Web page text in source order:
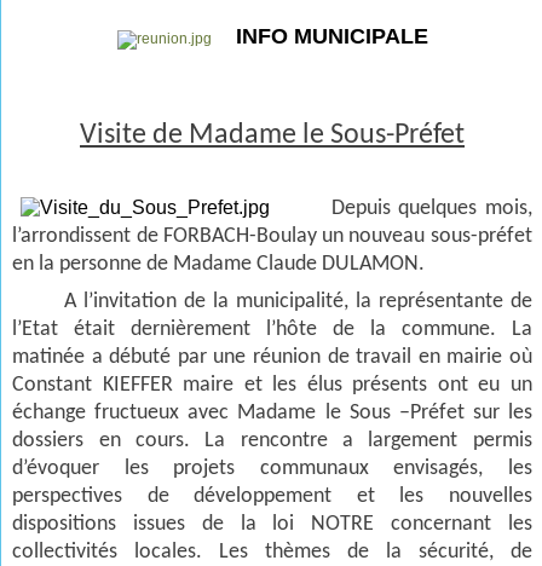
INFO MUNICIPALE
Visite de Madame le Sous-Préfet
Depuis quelques mois,
l’arrondissent de FORBACH-Boulay un nouveau sous-préfet
en la personne de Madame Claude DULAMON.
A l’invitation de la municipalité, la représentante de
l’Etat était dernièrement l’hôte de la commune. La
matinée a débuté par une réunion de travail en mairie où
Constant KIEFFER maire et les élus présents ont eu un
échange fructueux avec Madame le Sous –Préfet sur les
dossiers en cours. La rencontre a largement permis
d’évoquer les projets communaux envisagés, les
perspectives de développement et les nouvelles
dispositions issues de la loi NOTRE concernant les
collectivités locales. Les thèmes de la sécurité, de